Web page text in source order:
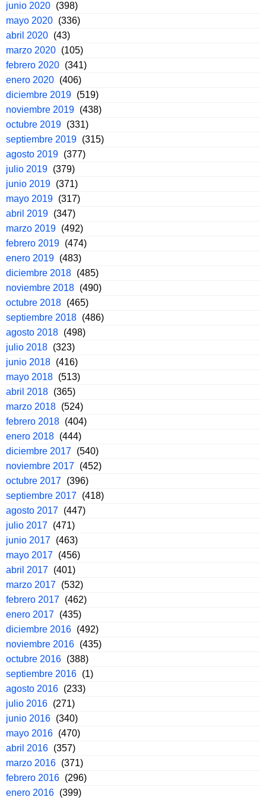
junio 2020 (398)
mayo 2020 (336)
abril 2020 (43)
marzo 2020 (105)
febrero 2020 (341)
enero 2020 (406)
diciembre 2019 (519)
noviembre 2019 (438)
octubre 2019 (331)
septiembre 2019 (315)
agosto 2019 (377)
julio 2019 (379)
junio 2019 (371)
mayo 2019 (317)
abril 2019 (347)
marzo 2019 (492)
febrero 2019 (474)
enero 2019 (483)
diciembre 2018 (485)
noviembre 2018 (490)
octubre 2018 (465)
septiembre 2018 (486)
agosto 2018 (498)
julio 2018 (323)
junio 2018 (416)
mayo 2018 (513)
abril 2018 (365)
marzo 2018 (524)
febrero 2018 (404)
enero 2018 (444)
diciembre 2017 (540)
noviembre 2017 (452)
octubre 2017 (396)
septiembre 2017 (418)
agosto 2017 (447)
julio 2017 (471)
junio 2017 (463)
mayo 2017 (456)
abril 2017 (401)
marzo 2017 (532)
febrero 2017 (462)
enero 2017 (435)
diciembre 2016 (492)
noviembre 2016 (435)
octubre 2016 (388)
septiembre 2016 (1)
agosto 2016 (233)
julio 2016 (271)
junio 2016 (340)
mayo 2016 (470)
abril 2016 (357)
marzo 2016 (371)
febrero 2016 (296)
enero 2016 (399)